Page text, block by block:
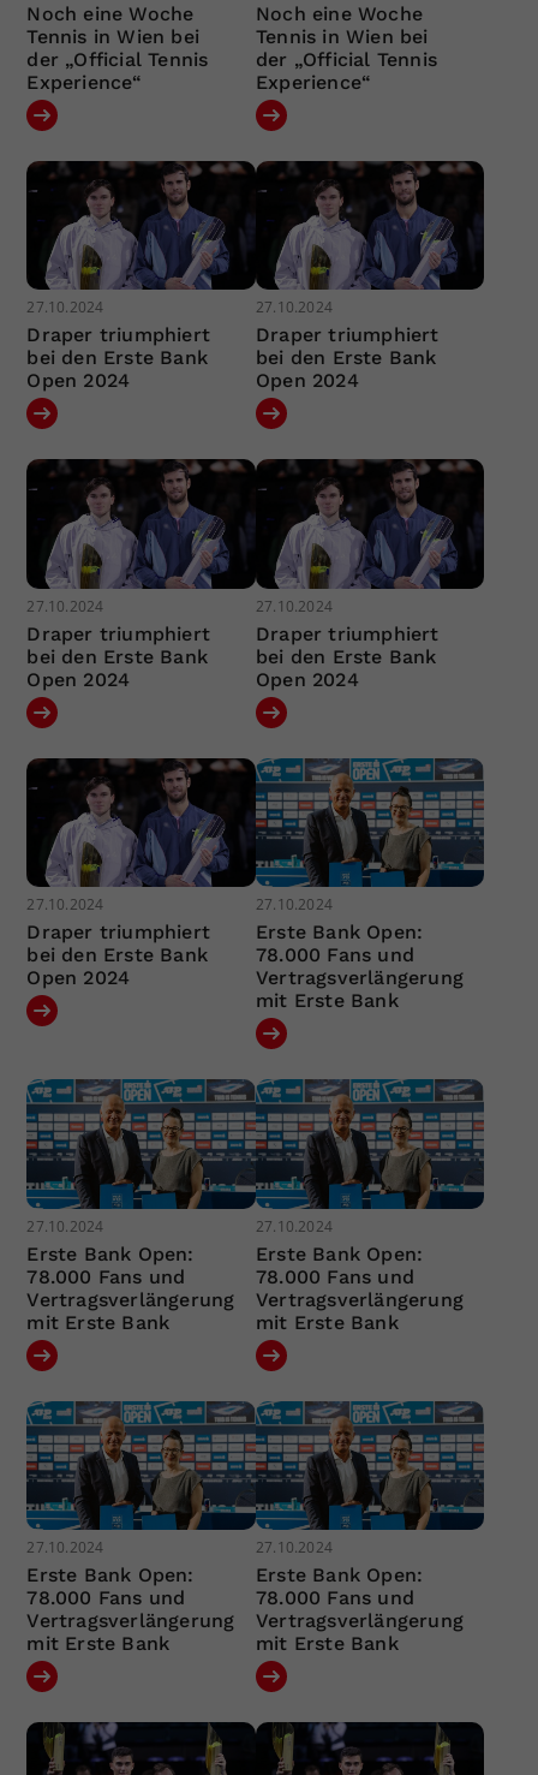
Noch eine Woche
Tennis in Wien bei
der „Official Tennis
Experience“
Noch eine Woche
Tennis in Wien bei
der „Official Tennis
Experience“
27.10.2024
Draper triumphiert
bei den Erste Bank
Open 2024
27.10.2024
Draper triumphiert
bei den Erste Bank
Open 2024
27.10.2024
Draper triumphiert
bei den Erste Bank
Open 2024
27.10.2024
Draper triumphiert
bei den Erste Bank
Open 2024
27.10.2024
Draper triumphiert
bei den Erste Bank
Open 2024
27.10.2024
Erste Bank Open:
78.000 Fans und
Vertragsverlängerung
mit Erste Bank
27.10.2024
Erste Bank Open:
78.000 Fans und
Vertragsverlängerung
mit Erste Bank
27.10.2024
Erste Bank Open:
78.000 Fans und
Vertragsverlängerung
mit Erste Bank
27.10.2024
Erste Bank Open:
78.000 Fans und
Vertragsverlängerung
mit Erste Bank
27.10.2024
Erste Bank Open:
78.000 Fans und
Vertragsverlängerung
mit Erste Bank